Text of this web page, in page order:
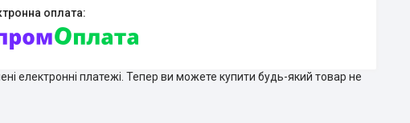
електронні платежі. Тепер ви можете купити будь-який товар не